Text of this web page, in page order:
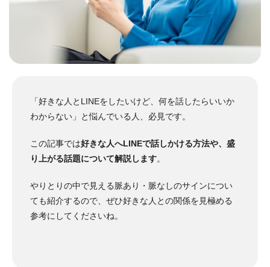
「好きな人とLINEをしたいけど、何を話したらいいか
わからない」と悩んでいる人、必見です。
この記事では好きな人へLINEで話しかける方法や、盛
り上がる話題について解説します。
やりとりの中で見える脈あり・脈なしのサインについ
ても紹介するので、ぜひ好きな人との関係を見極める
参考にしてくださいね。